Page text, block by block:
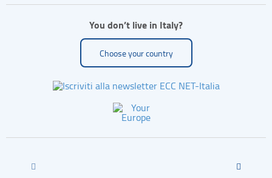
You don’t live in Italy?
Choose your country